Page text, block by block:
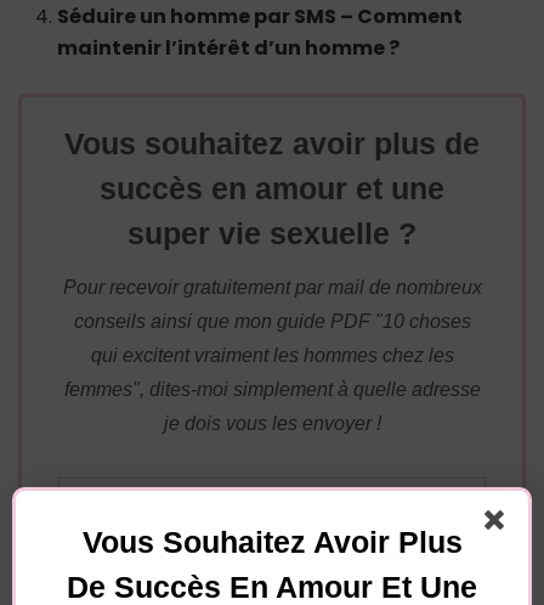
Séduire un homme par SMS – Comment
maintenir l’intérêt d’un homme ?
Vous souhaitez avoir plus de
succès en amour et une
super vie sexuelle ?
Pour recevoir gratuitement par mail de nombreux
conseils ainsi que mon guide PDF "10 choses
qui excitent vraiment les hommes chez les
femmes", dites-moi simplement à quelle adresse
je dois vous les envoyer !
Vous Souhaitez Avoir Plus
De Succès En Amour Et Une